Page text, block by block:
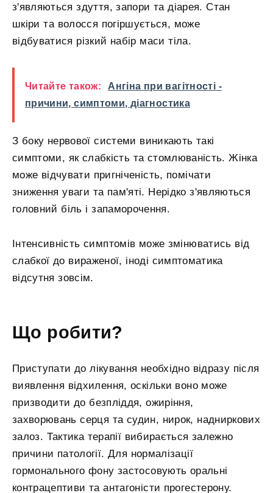
з'являються здуття, запори та діарея. Стан
шкіри та волосся погіршується, може
відбуватися різкий набір маси тіла.
Читайте також:
Ангіна при вагітності -
причини, симптоми, діагностика
З боку нервової системи виникають такі
симптоми, як слабкість та стомлюваність. Жінка
може відчувати пригніченість, помічати
зниження уваги та пам'яті. Нерідко з'являються
головний біль і запаморочення.
Інтенсивність симптомів може змінюватись від
слабкої до вираженої, іноді симптоматика
відсутня зовсім.
Що робити?
Приступати до лікування необхідно відразу після
виявлення відхилення, оскільки воно може
призводити до безпліддя, ожиріння,
захворювань серця та судин, нирок, надниркових
залоз. Тактика терапії вибирається залежно
причини патології. Для нормалізації
гормонального фону застосовують оральні
контрацептиви та антагоністи прогестерону.